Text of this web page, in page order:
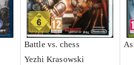
Battle vs. chess
Yezhi Krasowski